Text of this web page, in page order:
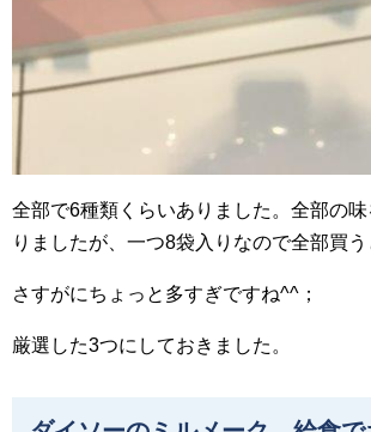
全部で6種類くらいありました。全部の
りましたが、一つ8袋入りなので全部買う
さすがにちょっと多すぎですね^^；
厳選した3つにしておきました。